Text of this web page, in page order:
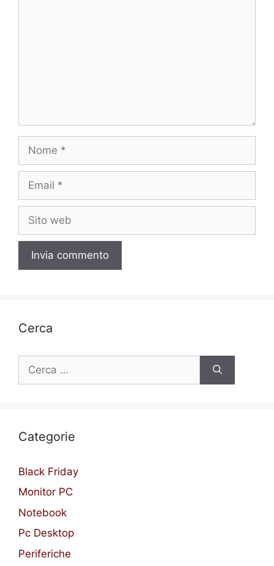
web
Cerca
per:
Categorie
Black Friday
Monitor PC
Notebook
Pc Desktop
Periferiche